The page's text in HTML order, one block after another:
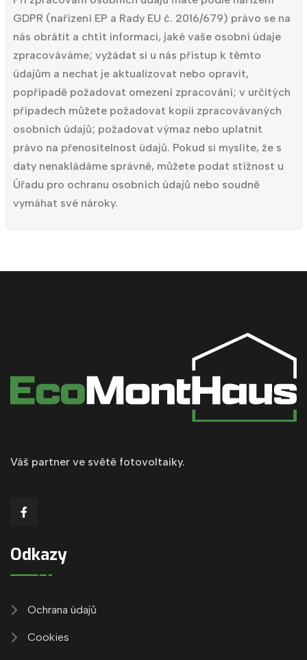
GDPR (nařízení EP a Rady EU č. 2016/679) právo se na
nás obrátit a chtít informaci, jaké vaše osobní údaje
zpracováváme; vyžádat si u nás přístup k těmto
údajům a nechat je aktualizovat nebo opravit,
popřípadě požadovat omezení zpracování; v určitých
případech můžete požadovat kopii zpracovávaných
osobních údajů; požadovat výmaz nebo uplatnit
právo na přenositelnost údajů. Pokud si myslíte, že s
daty nenakládáme správně, můžete podat stížnost u
Úřadu pro ochranu osobních údajů nebo soudně
vymáhat své nároky.
Váš partner ve světě fotovoltaiky.
Odkazy
Ochrana údajů
Cookies